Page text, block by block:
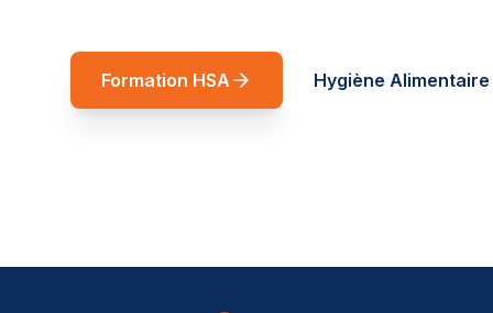
Formation HSA Hygiène